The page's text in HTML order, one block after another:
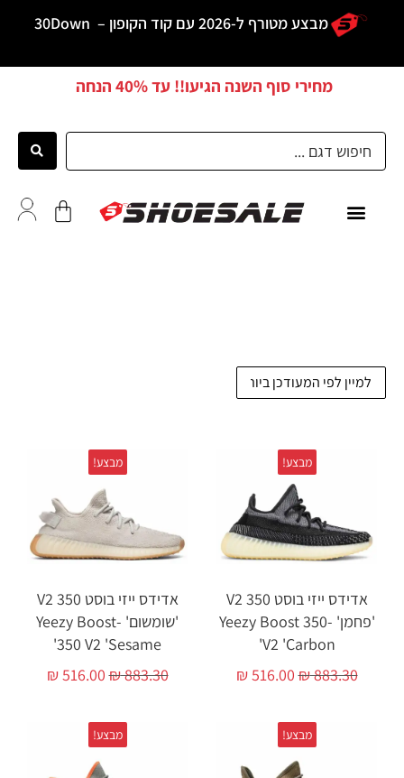
מבצע מטורף ל-2026 עם קוד הקופון – 30Down
מחירי סוף השנה הגיעו!! עד40% הנחה
מבצע!
אדידס ייזי בוסט 350 V2
'פחמן' -Yeezy Boost 350
V2 'Carbon'
₪883.30
₪516.00
מבצע!
אדידס ייזי בוסט 350 V2
'שומשום' -Yeezy Boost
350 V2 'Sesame'
₪883.30
₪516.00
מבצע! מבצע!